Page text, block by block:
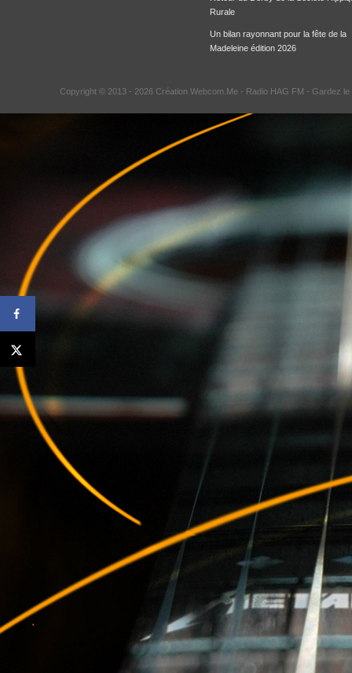
Rurale
Un bilan rayonnant pour la fête de la
Madeleine édition 2026
Copyright © 2013 - 2026 Création Webcom.Me - Radio HAG FM - Gardez le